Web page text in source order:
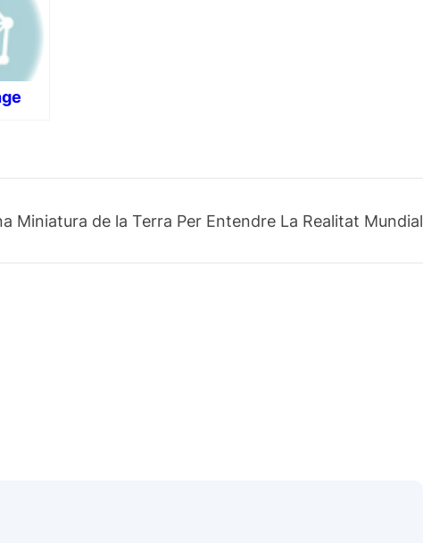
Miniatura de la Terra Per Entendre La Realitat Mundial